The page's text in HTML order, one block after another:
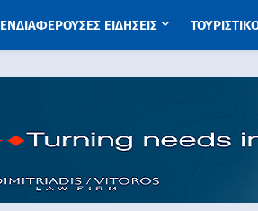
ΕΝΔΙΑΦΕΡΟΥΣΕΣ ΕΙΔΗΣΕΙΣ